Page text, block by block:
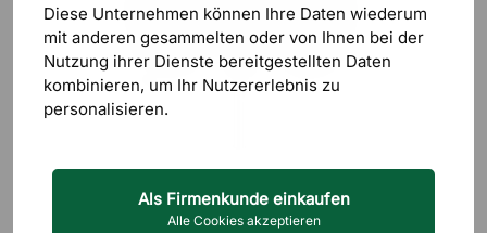
Diese Unternehmen können Ihre Daten wiederum
mit anderen gesammelten oder von Ihnen bei der
Nutzung ihrer Dienste bereitgestellten Daten
kombinieren, um Ihr Nutzererlebnis zu
personalisieren.
Als Firmenkunde einkaufen
Alle Cookies akzeptieren
Höchster
Neueste